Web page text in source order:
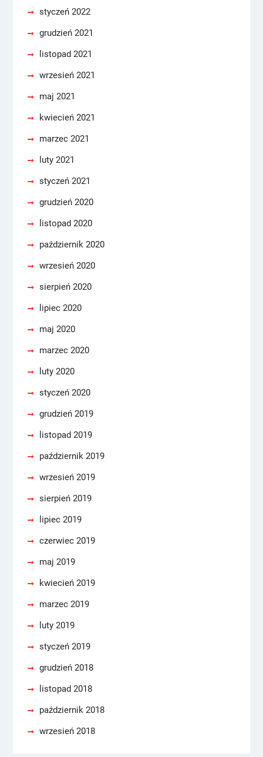
styczeń 2022
grudzień 2021
listopad 2021
wrzesień 2021
maj 2021
kwiecień 2021
marzec 2021
luty 2021
styczeń 2021
grudzień 2020
listopad 2020
październik 2020
wrzesień 2020
sierpień 2020
lipiec 2020
maj 2020
marzec 2020
luty 2020
styczeń 2020
grudzień 2019
listopad 2019
październik 2019
wrzesień 2019
sierpień 2019
lipiec 2019
czerwiec 2019
maj 2019
kwiecień 2019
marzec 2019
luty 2019
styczeń 2019
grudzień 2018
listopad 2018
październik 2018
wrzesień 2018